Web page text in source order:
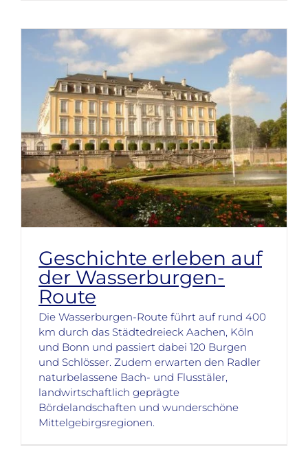
Geschichte erleben auf
der Wasserburgen-
Route
Die Wasserburgen-Route führt auf rund 400
km durch das Städtedreieck Aachen, Köln
und Bonn und passiert dabei 120 Burgen
und Schlösser. Zudem erwarten den Radler
naturbelassene Bach- und Flusstäler,
landwirtschaftlich geprägte
Bördelandschaften und wunderschöne
Mittelgebirgsregionen.